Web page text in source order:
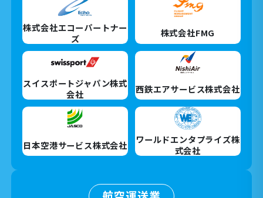
株式会社エコーパートナー
ズ
株式会社FMG
スイスポートジャパン株式
会社
西鉄エアサービス株式会社
日本空港サービス株式会社
ワールドエンタプライズ株
式会社